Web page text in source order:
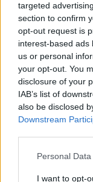
targeted
section to confirm
opt-out request is
interest-based ads
us or personal
your opt-out. You
disclosure of your
IAB’s list of
also be disclosed
Downstream
Please note that
not limited to your
Personal
I want to opt-
Úgy
akkor
mert
évet